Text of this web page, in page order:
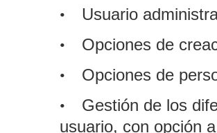
• Usuario
• Opciones de
• Opciones de
•
Gestión de los
usuario, con opción